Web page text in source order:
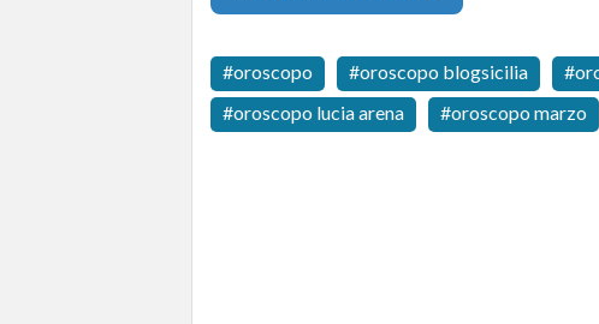
oroscopo oroscopo blogsicilia
oroscopo lucia arena
oroscopo marzo